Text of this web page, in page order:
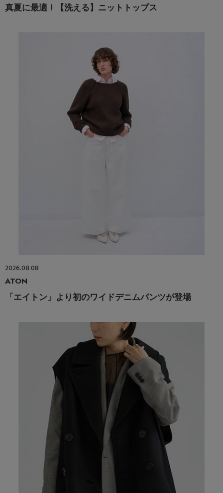
真夏に最適！【洗える】ニットトップス
2026.08.08
ATON
「エイトン」より初のワイドデニムパンツが登場